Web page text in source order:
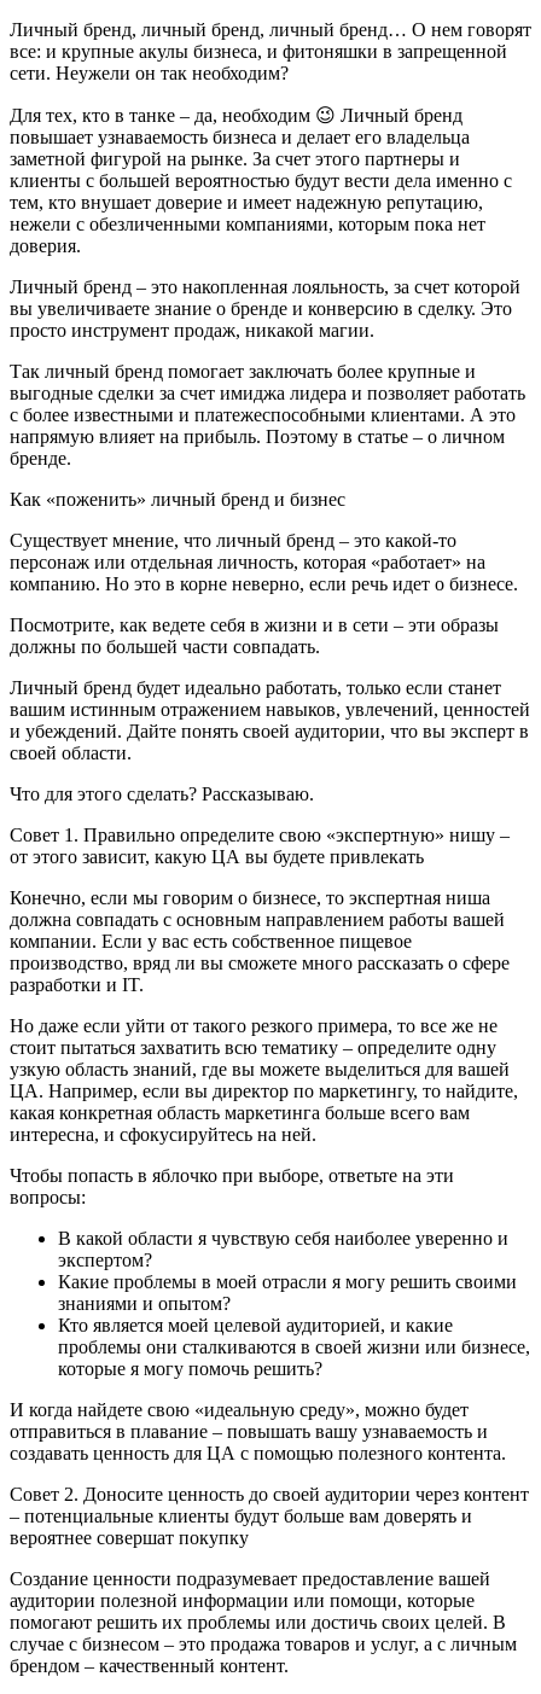
Личный бренд, личный бренд, личный бренд… О нем говорят
все: и крупные акулы бизнеса, и фитоняшки в запрещенной
сети. Неужели он так необходим?
Для тех, кто в танке – да, необходим 😉 Личный бренд
повышает узнаваемость бизнеса и делает его владельца
заметной фигурой на рынке. За счет этого партнеры и
клиенты с большей вероятностью будут вести дела именно с
тем, кто внушает доверие и имеет надежную репутацию,
нежели с обезличенными компаниями, которым пока нет
доверия.
Личный бренд – это накопленная лояльность, за счет которой
вы увеличиваете знание о бренде и конверсию в сделку. Это
просто инструмент продаж, никакой магии.
Так личный бренд помогает заключать более крупные и
выгодные сделки за счет имиджа лидера и позволяет работать
с более известными и платежеспособными клиентами. А это
напрямую влияет на прибыль. Поэтому в статье – о личном
бренде.
Как «поженить» личный бренд и бизнес
Существует мнение, что личный бренд – это какой-то
персонаж или отдельная личность, которая «работает» на
компанию. Но это в корне неверно, если речь идет о бизнесе.
Посмотрите, как ведете себя в жизни и в сети – эти образы
должны по большей части совпадать.
Личный бренд будет идеально работать, только если станет
вашим истинным отражением навыков, увлечений, ценностей
и убеждений. Дайте понять своей аудитории, что вы эксперт в
своей области.
Что для этого сделать? Рассказываю.
Совет 1. Правильно определите свою «экспертную» нишу –
от этого зависит, какую ЦА вы будете привлекать
Конечно, если мы говорим о бизнесе, то экспертная ниша
должна совпадать с основным направлением работы вашей
компании. Если у вас есть собственное пищевое
производство, вряд ли вы сможете много рассказать о сфере
разработки и IT.
Но даже если уйти от такого резкого примера, то все же не
стоит пытаться захватить всю тематику – определите одну
узкую область знаний, где вы можете выделиться для вашей
ЦА. Например, если вы директор по маркетингу, то найдите,
какая конкретная область маркетинга больше всего вам
интересна, и сфокусируйтесь на ней.
Чтобы попасть в яблочко при выборе, ответьте на эти
вопросы:
В какой области я чувствую себя наиболее уверенно и
экспертом?
Какие проблемы в моей отрасли я могу решить своими
знаниями и опытом?
Кто является моей целевой аудиторией, и какие
проблемы они сталкиваются в своей жизни или бизнесе,
которые я могу помочь решить?
И когда найдете свою «идеальную среду», можно будет
отправиться в плавание – повышать вашу узнаваемость и
создавать ценность для ЦА с помощью полезного контента.
Совет 2. Доносите ценность до своей аудитории через контент
– потенциальные клиенты будут больше вам доверять и
вероятнее совершат покупку
Создание ценности подразумевает предоставление вашей
аудитории полезной информации или помощи, которые
помогают решить их проблемы или достичь своих целей. В
случае с бизнесом – это продажа товаров и услуг, а с личным
брендом – качественный контент.